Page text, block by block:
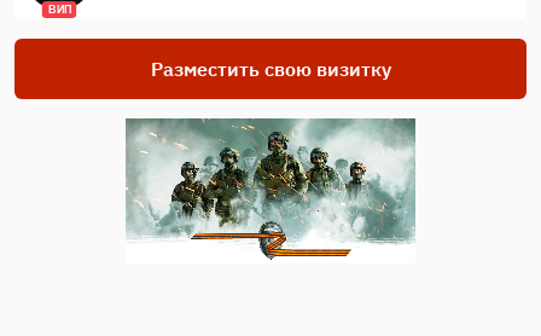
ВИП
Разместить свою визитку